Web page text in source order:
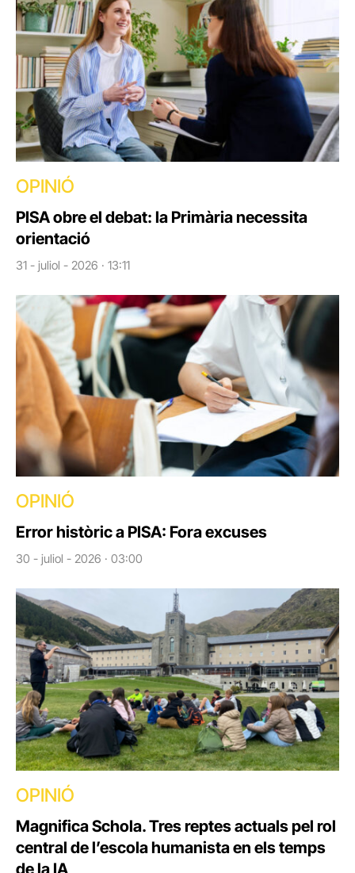
OPINIÓ
PISA obre el debat: la Primària necessita
orientació
31 - juliol - 2026 · 13:11
OPINIÓ
Error històric a PISA: Fora excuses
30 - juliol - 2026 · 03:00
OPINIÓ
Magnifica Schola. Tres reptes actuals pel rol
central de l’escola humanista en els temps
de la IA